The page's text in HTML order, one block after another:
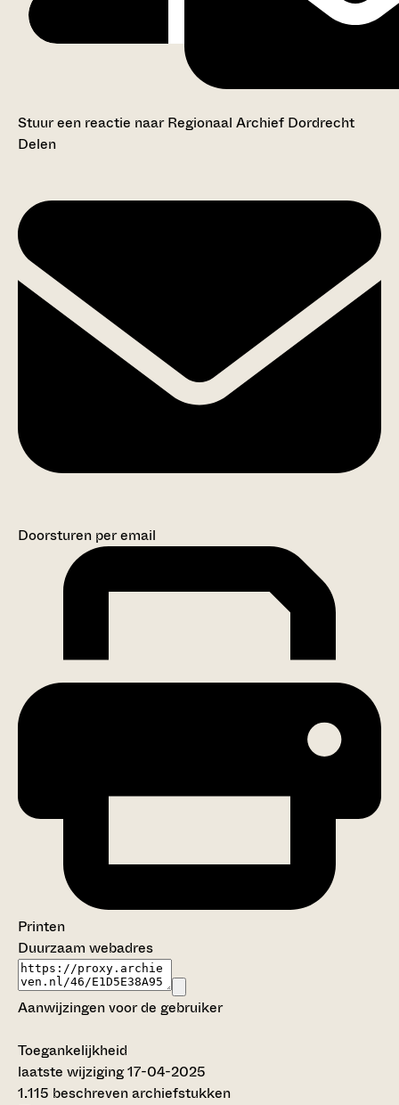
Stuur een reactie naar Regionaal Archief Dordrecht
Delen
Doorsturen per email
Printen
Duurzaam webadres
Aanwijzingen voor de gebruiker
Toegankelijkheid
laatste wijziging 17-04-2025
1.115 beschreven archiefstukken